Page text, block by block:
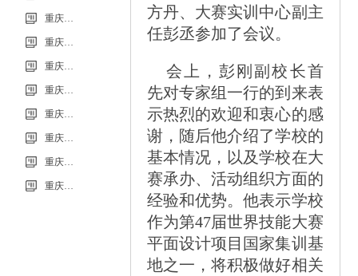
方丹、大赛实训中心副主
任彭丞参加了会议。
会上，彭刚副校长首
先对专家组一行的到来表
示热烈的欢迎和衷心的感
谢，随后他介绍了学校的
基本情况，以及学校在大
赛承办、活动组织方面的
经验和优势。他表示学校
作为第47届世界技能大赛
平面设计项目国家集训基
地之一，将积极做好相关